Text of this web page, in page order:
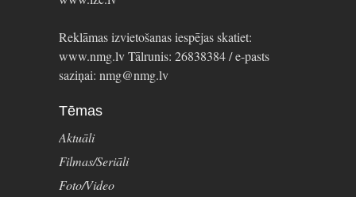
Reklāmas izvietošanas iespējas skatiet:
www.nmg.lv Tālrunis: 26838384 / e-pasts
saziņai: nmg@nmg.lv
Tēmas
Aktuāli
Filmas/Seriāli
Foto/Video